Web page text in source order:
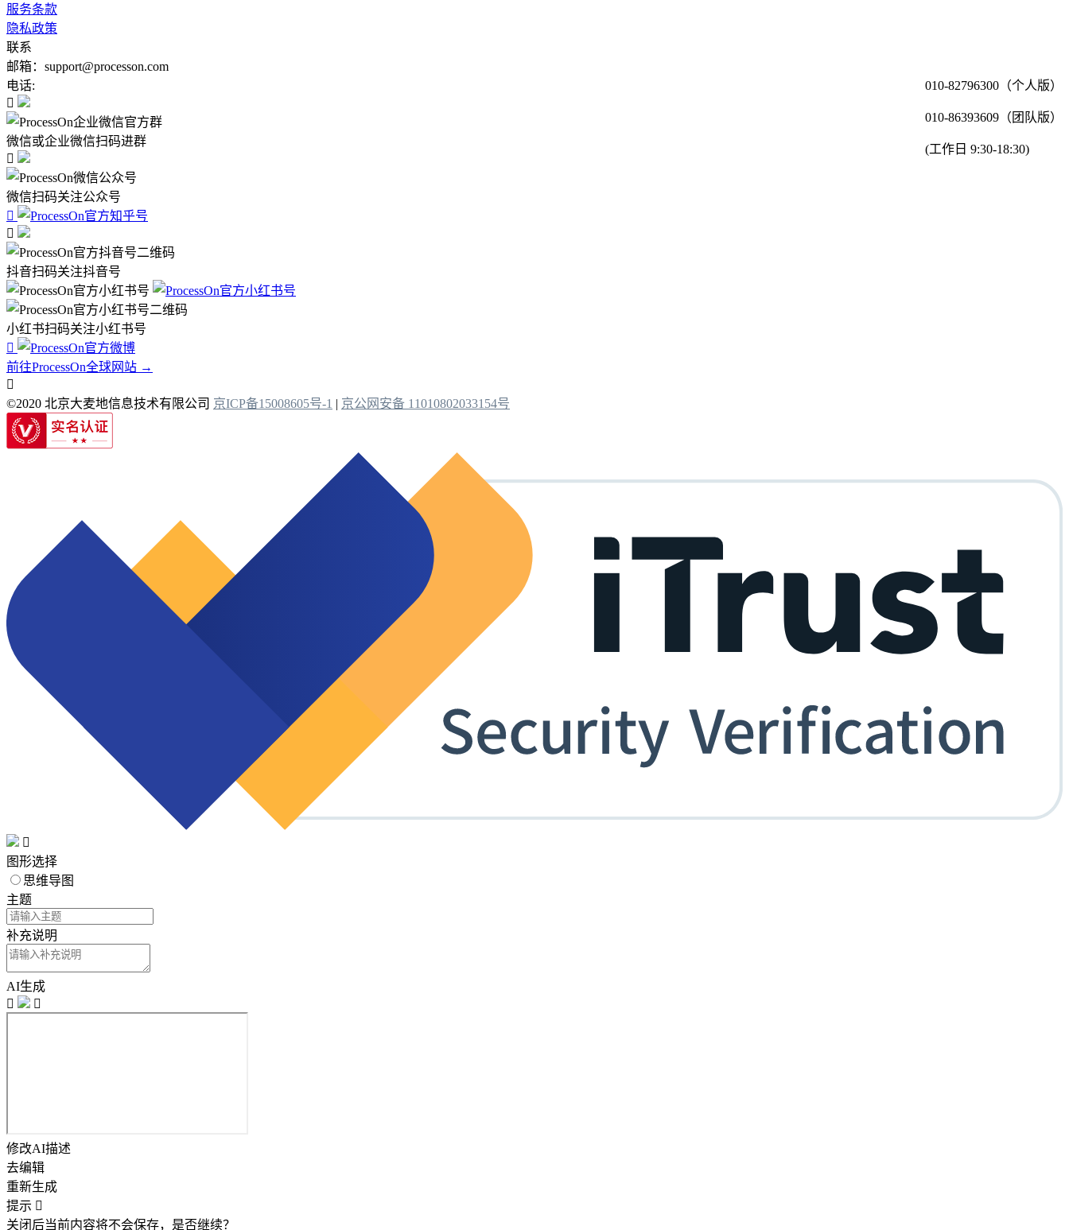
服务条款
隐私政策
联系
邮箱：support@processon.com
电话:
010-82796300（个人版）
010-86393609（团队版）
(工作日 9:30-18:30)

微信或企业微信扫码进群

微信扫码关注公众号


抖音扫码关注抖音号
小红书扫码关注小红书号

前往ProcessOn全球网站 →

©2020 北京大麦地信息技术有限公司 京ICP备15008605号-1 | 京公网安备 11010802033154号

图形选择
思维导图
主题
补充说明
AI生成


修改AI描述
去编辑
重新生成
提示 
关闭后当前内容将不会保存，是否继续？